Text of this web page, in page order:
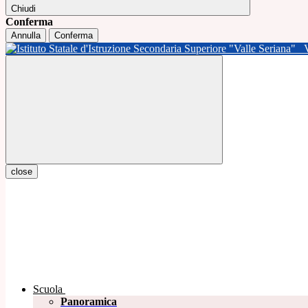
Chiudi
Conferma
Annulla Conferma
close
Scuola
Panoramica